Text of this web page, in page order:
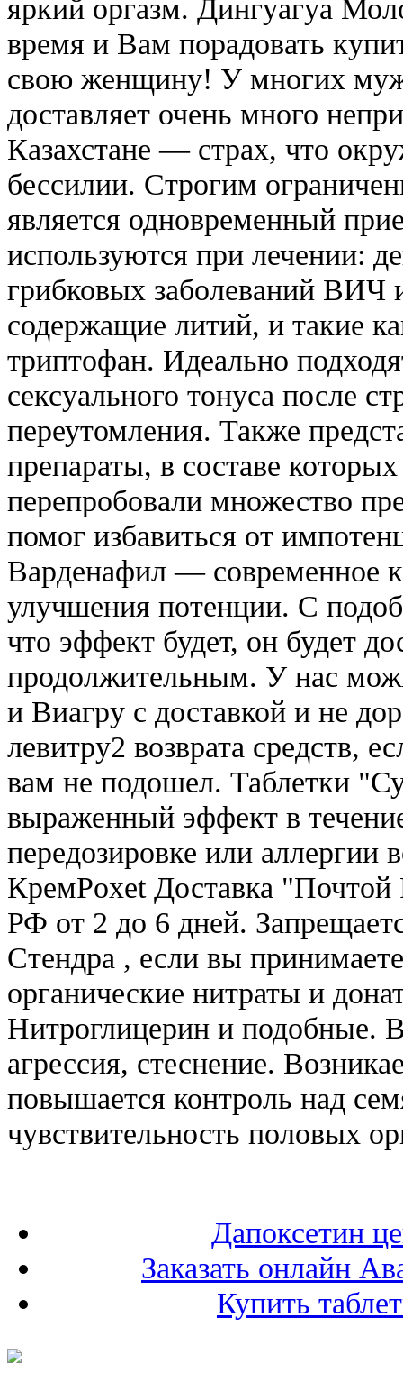
яркий оргазм. Дингуагуа
время и Вам порадовать
свою женщину! У многих
доставляет очень много
Казахстане — страх, что
бессилии. Строгим
является одновременный
используются при лечении:
грибковых заболеваний
содержащие литий, и такие
триптофан. Идеально
сексуального тонуса после
переутомления. Также
препараты, в составе
перепробовали множество
помог избавиться от
Варденафил — современное
улучшения потенции. С
что эффект будет, он будет
продолжительным. У нас
и Виагру с доставкой и не
левитру2 возврата средств,
вам не подошел. Таблетки
выраженный эффект в
передозировке или аллергии
КремPoxet Доставка "Почтой
РФ от 2 до 6 дней.
Стендра , если вы
органические нитраты и
Нитроглицерин и подобные.
агрессия, стеснение.
повышается контроль над
чувствительность половых
Дапоксетин
Заказать онлайн
Купить